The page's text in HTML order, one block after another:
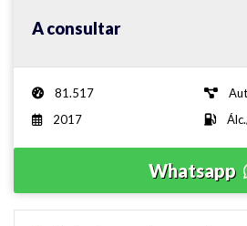
A consultar
81.517
2017
Whatsapp